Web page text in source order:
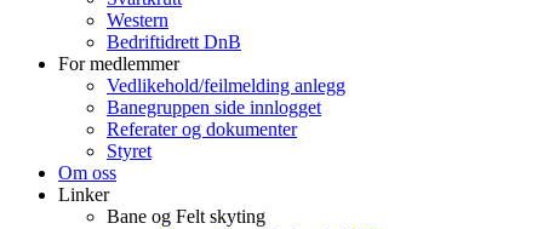
Western
Bedriftidrett DnB
For medlemmer
Vedlikehold/feilmelding anlegg
Banegruppen side innlogget
Referater og dokumenter
Styret
Om oss
Linker
Bane og Felt skyting